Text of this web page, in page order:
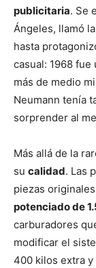
publicitaria. Se
Ángeles, llamó
hasta
casual: 1968 fue
más de medio
Neumann tenía
sorprender al
Más allá de la
su calidad. Las
piezas
potenciado de
carburadores
modificar el
400 kilos extra y